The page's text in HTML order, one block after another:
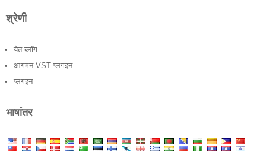
श्रेणी
येत ब्लॉग
आगमन VST प्लगइन
प्लगइन
भाषांतर